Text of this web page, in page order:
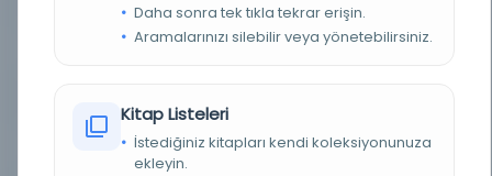
Evet
Daha sonra tek tıkla tekrar erişin.
Aramalarınızı silebilir veya yönetebilirsiniz.
Kitap Listeleri
İstediğiniz kitapları kendi koleksiyonunuza
ekleyin.